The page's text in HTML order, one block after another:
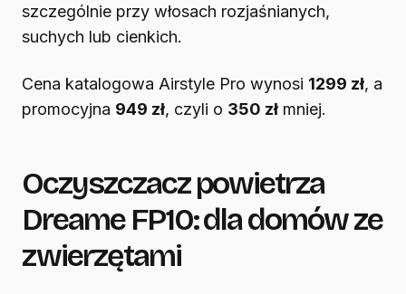
szczególnie przy włosach rozjaśnianych,
suchych lub cienkich.
Cena katalogowa Airstyle Pro wynosi 1299 zł, a
promocyjna 949 zł, czyli o 350 zł mniej.
Oczyszczacz powietrza
Dreame FP10: dla domów ze
zwierzętami